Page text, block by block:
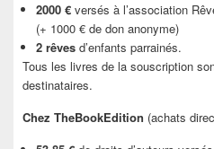
2000 € versés à l’association
(+ 1000 € de don anonyme)
2 rêves d’enfants parrainés.
Tous les livres de la souscription
destinataires.
Chez TheBookEdition (achats